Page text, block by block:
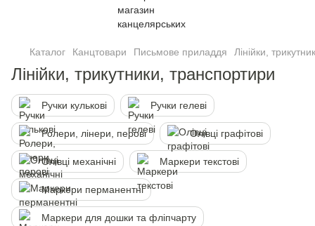
Каталог Канцтовари Письмове приладдя Лінійки,
Лінійки, трикутники, транспортири
Ручки кульковi Ручки гелевi
Ролери, лінери, перові Олiвцi графітові
Олiвцi механiчнi Маркери текстовi
Маркери перманентні
Маркери для дошки та фліпчарту